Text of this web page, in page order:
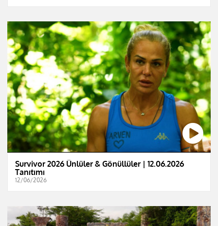
Survivor 2026 Ünlüler & Gönüllüler | 12.06.2026
Tanıtımı
12/06/2026